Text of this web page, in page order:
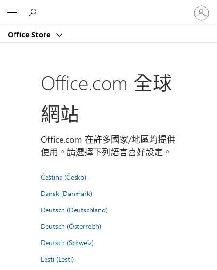
Office Store
登
入
您
Office.com 全球
網站
Office.com 在許多國家/地區均提供
使用。請選擇下列語言喜好設定。
Čeština (Česko)
Dansk (Danmark)
Deutsch (Deutschland)
Deutsch (Österreich)
Deutsch (Schweiz)
Eesti (Eesti)